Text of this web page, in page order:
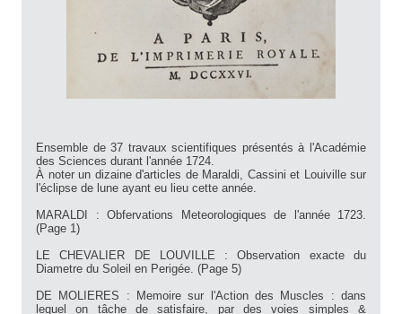
Ensemble de 37 travaux scientifiques présentés à l'Académie
des Sciences durant l'année 1724.
À noter un dizaine d'articles de Maraldi, Cassini et Louiville sur
l'éclipse de lune ayant eu lieu cette année.
MARALDI : Obfervations Meteorologiques de l'année 1723.
(Page 1)
LE CHEVALIER DE LOUVILLE : Observation exacte du
Diametre du Soleil en Perigée. (Page 5)
DE MOLIERES : Memoire sur l'Action des Muscles : dans
lequel on tâche de satisfaire, par des voies simples &